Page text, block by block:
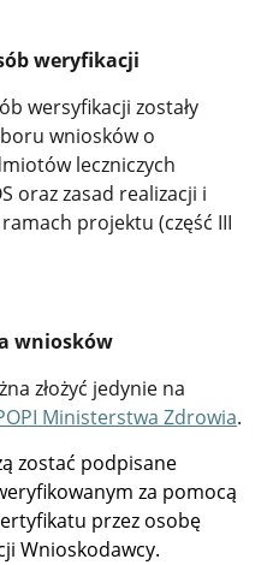
weryfikacji
wersyfikacji zostały
wniosków o
leczniczych
oraz zasad realizacji i
projektu (część III
wniosków
złożyć jedynie na
Ministerstwa Zdrowia.
zostać podpisane
za pomocą
przez osobę
Wnioskodawcy.